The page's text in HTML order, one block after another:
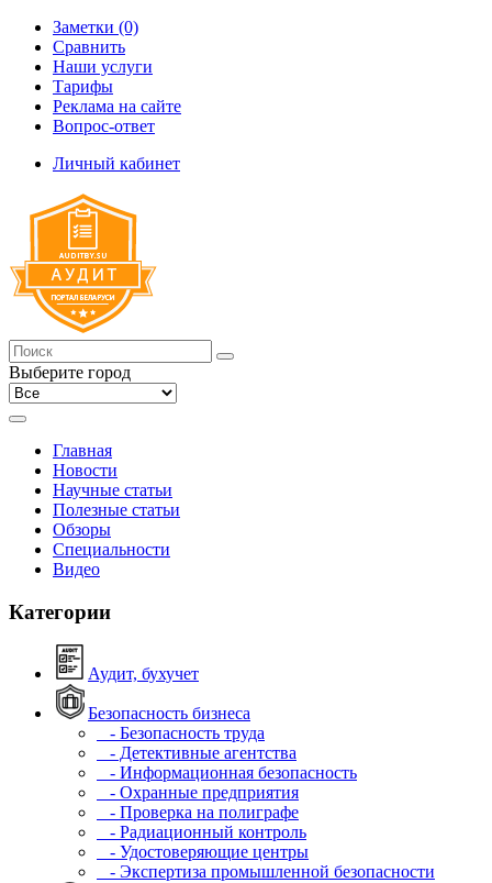
Заметки (0)
Сравнить
Наши услуги
Тарифы
Реклама на сайте
Вопрос-ответ
Личный кабинет
Выберите город
Главная
Новости
Научные статьи
Полезные статьи
Обзоры
Специальности
Видео
Категории
Аудит, бухучет
Безопасность бизнеса
- Безопасность труда
- Детективные агентства
- Информационная безопасность
- Охранные предприятия
- Проверка на полиграфе
- Радиационный контроль
- Удостоверяющие центры
- Экспертиза промышленной безопасности